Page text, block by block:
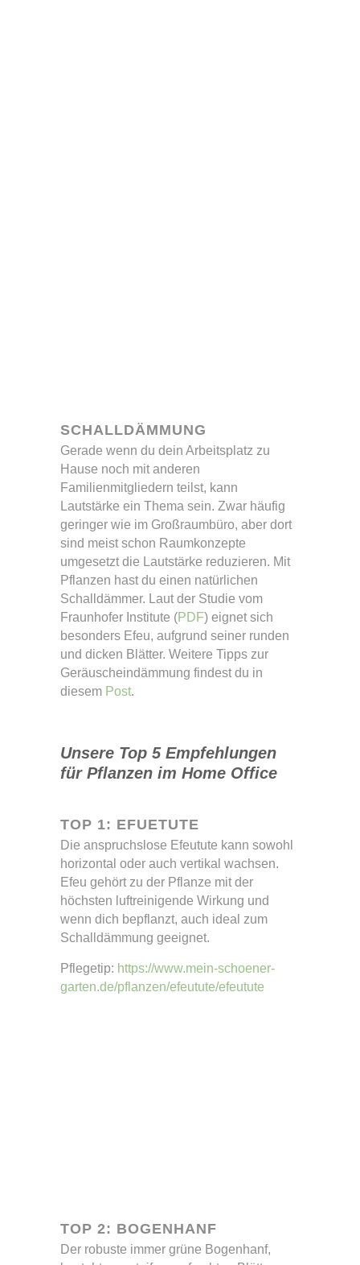
SCHALLDÄMMUNG
Gerade wenn du dein Arbeitsplatz zu
Hause noch mit anderen
Familienmitgliedern teilst, kann
Lautstärke ein Thema sein. Zwar häufig
geringer wie im Großraumbüro, aber dort
sind meist schon Raumkonzepte
umgesetzt die Lautstärke reduzieren. Mit
Pflanzen hast du einen natürlichen
Schalldämmer. Laut der Studie vom
Fraunhofer Institute (PDF) eignet sich
besonders Efeu, aufgrund seiner runden
und dicken Blätter. Weitere Tipps zur
Geräuscheindämmung findest du in
diesem Post.
Unsere Top 5 Empfehlungen
für Pflanzen im Home Office
TOP 1: EFUETUTE
Die anspruchslose Efeutute kann sowohl
horizontal oder auch vertikal wachsen.
Efeu gehört zu der Pflanze mit der
höchsten luftreinigende Wirkung und
wenn dich bepflanzt, auch ideal zum
Schalldämmung geeignet.
Pflegetip: https://www.mein-schoener-
garten.de/pflanzen/efeutute/efeutute
TOP 2: BOGENHANF
Der robuste immer grüne Bogenhanf,